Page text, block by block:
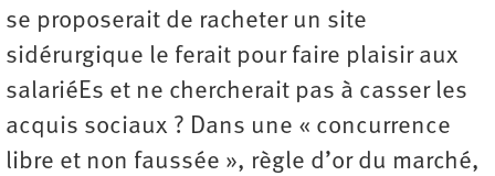
se proposerait de racheter un site
sidérurgique le ferait pour faire plaisir aux
salariéEs et ne chercherait pas à casser les
acquis sociaux ? Dans une « concurrence
libre et non faussée », règle d’or du marché,